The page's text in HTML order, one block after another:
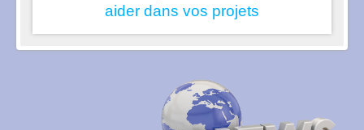
aider dans vos projets